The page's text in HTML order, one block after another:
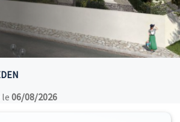
06/08/2026